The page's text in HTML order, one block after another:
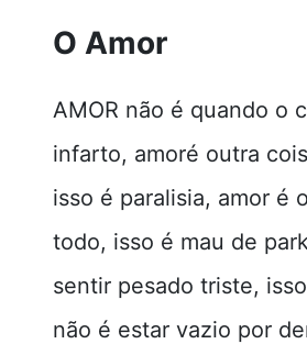
O Amor
AMOR não é quando o
infarto, amoré outra
isso é paralisia, amor é
todo, isso é mau de
sentir pesado triste,
não é estar vazio por